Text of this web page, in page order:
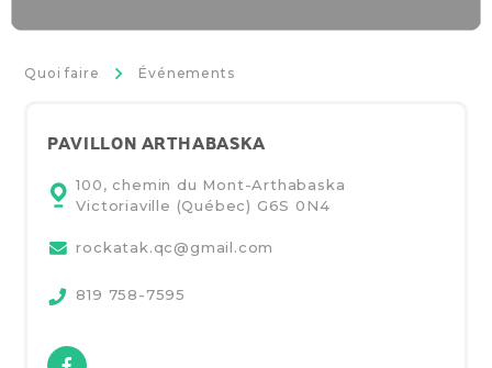
Quoi faire >
Événements
PAVILLON ARTHABASKA
100, chemin du Mont-Arthabaska
Victoriaville (Québec) G6S 0N4
rockatak.qc@gmail.com
819 758-7595
Facebook